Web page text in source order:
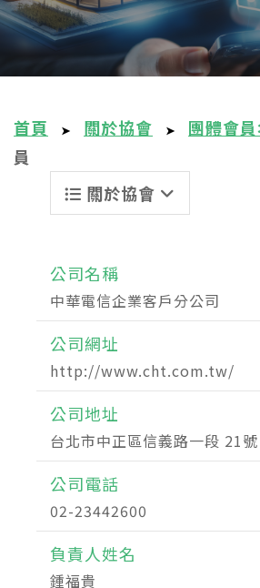
首頁 ➤ 關於協會 ➤ 團體會
員
關於協會
公司名稱
中華電信企業客戶分公司
公司網址
http://www.cht.com.tw/
公司地址
台北市中正區信義路一段 21號
公司電話
02-23442600
負責人姓名
鍾福貴